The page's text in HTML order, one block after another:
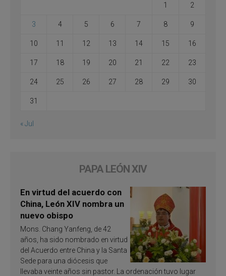
1 2
3 4 5 6 7 8 9
10 11 12 13 14 15 16
17 18 19 20 21 22 23
24 25 26 27 28 29 30
31
« Jul
PAPA LEÓN XIV
En virtud del acuerdo con
China, León XIV nombra un
nuevo obispo
Mons. Chang Yanfeng, de 42
años, ha sido nombrado en virtud
del Acuerdo entre China y la Santa
Sede para una diócesis que
llevaba veinte años sin pastor. La ordenación tuvo lugar